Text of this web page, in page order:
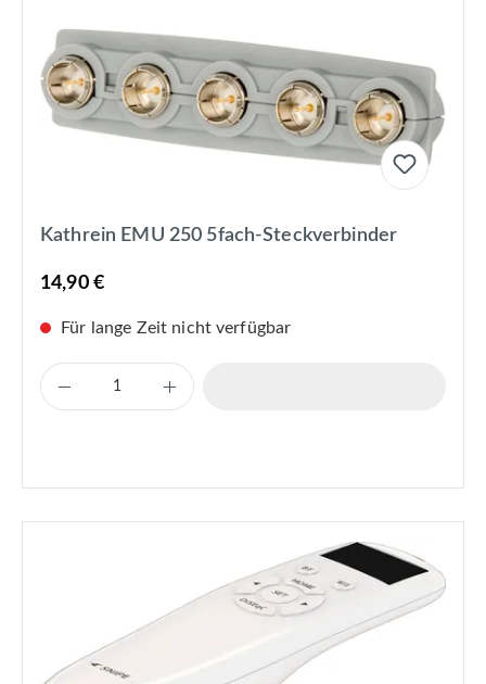
Kathrein EMU 250 5fach-Steckverbinder
14,90 €
Für lange Zeit nicht verfügbar